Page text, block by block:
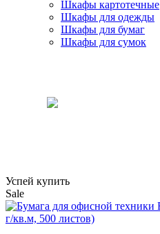
Шкафы картотечные
Шкафы для одежды
Шкафы для бумаг
Шкафы для сумок
Успей купить
Sale